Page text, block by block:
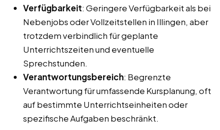
Verfügbarkeit: Geringere Verfügbarkeit als bei
Nebenjobs oder Vollzeitstellen in Illingen, aber
trotzdem verbindlich für geplante
Unterrichtszeiten und eventuelle
Sprechstunden.
Verantwortungsbereich: Begrenzte
Verantwortung für umfassende Kursplanung, oft
auf bestimmte Unterrichtseinheiten oder
spezifische Aufgaben beschränkt.